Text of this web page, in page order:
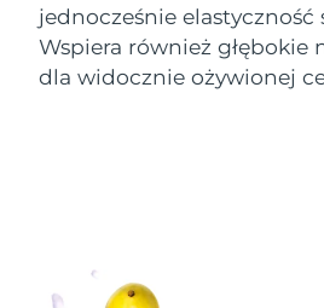
jednocześnie elastyczność
Wspiera również głębokie
dla widocznie ożywionej
Jersey